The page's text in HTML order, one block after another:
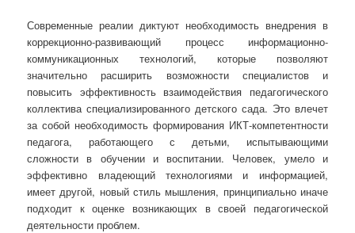
Современные реалии диктуют необходимость внедрения в
коррекционно-развивающий процесс информационно-
коммуникационных технологий, которые позволяют
значительно расширить возможности специалистов и
повысить эффективность взаимодействия педагогического
коллектива специализированного детского сада. Это влечет
за собой необходимость формирования ИКТ-компетентности
педагога, работающего с детьми, испытывающими
сложности в обучении и воспитании. Человек, умело и
эффективно владеющий технологиями и информацией,
имеет другой, новый стиль мышления, принципиально иначе
подходит к оценке возникающих в своей педагогической
деятельности проблем.